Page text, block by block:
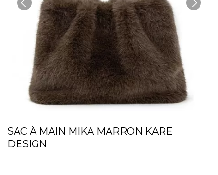
SAC À MAIN MIKA MARRON KARE
DESIGN